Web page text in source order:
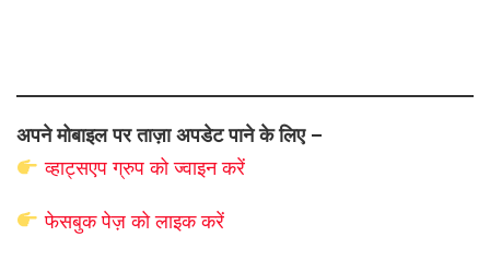
अपने मोबाइल पर ताज़ा अपडेट पाने के लिए –
व्हाट्सएपग्रुप कोज्वाइन करें
फेसबुक पेज़ को लाइक करें